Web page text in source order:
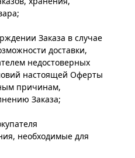
Заказа в случае
доставки,
недостоверных
настоящей Оферты
причинам,
Заказа;
необходимые для